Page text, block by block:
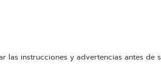
instrucciones y advertencias antes de